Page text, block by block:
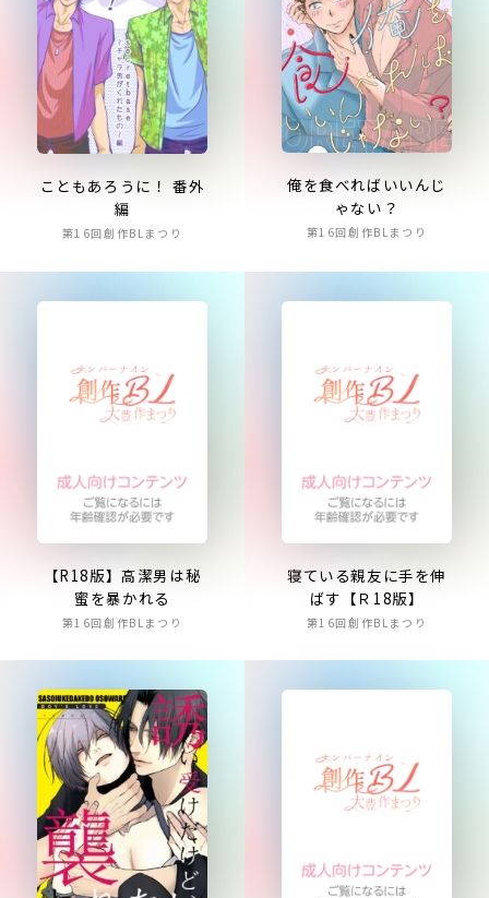
こともあろうに！ 番外
編
第16回創作BLまつり
俺を食べればいいんじ
ゃない？
第16回創作BLまつり
【R18版】高潔男は秘
蜜を暴かれる
第16回創作BLまつり
寝ている親友に手を伸
ばす【Ｒ18版】
第16回創作BLまつり